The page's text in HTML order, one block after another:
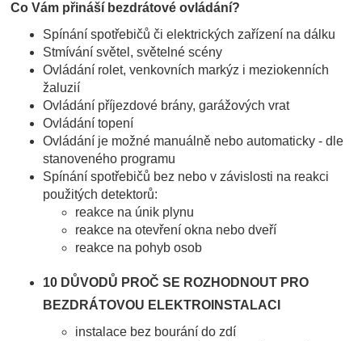
Co Vám přináší bezdrátové ovládání?
Spínání spotřebičů či elektrických zařízení na dálku
Stmívání světel, světelné scény
Ovládání rolet, venkovních markýz i meziokenních
žaluzií
Ovládání příjezdové brány, garážových vrat
Ovládání topení
Ovládání je možné manuálně nebo automaticky - dle
stanoveného programu
Spínání spotřebičů bez nebo v závislosti na reakci
použitých detektorů:
reakce na únik plynu
reakce na otevření okna nebo dveří
reakce na pohyb osob
10 DŮVODŮ PROČ SE ROZHODNOUT PRO
BEZDRÁTOVOU ELEKTROINSTALACI
instalace bez bourání do zdí